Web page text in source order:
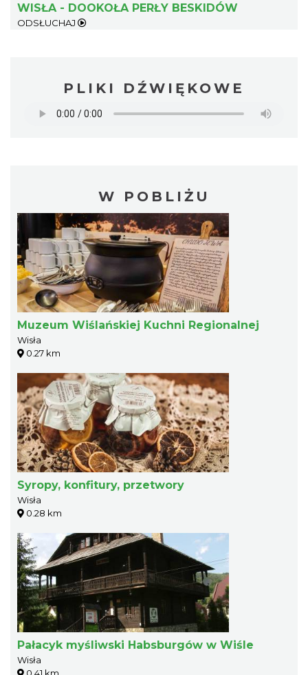
WISŁA - DOOKOŁA PERŁY BESKIDÓW
ODSŁUCHAJ
PLIKI DŹWIĘKOWE
W POBLIŻU
Muzeum Wiślańskiej Kuchni Regionalnej
Wisła
0.27 km
Syropy, konfitury, przetwory
Wisła
0.28 km
Pałacyk myśliwski Habsburgów w Wiśle
Wisła
0.41 km